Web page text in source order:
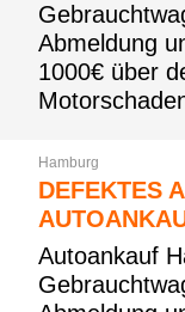
Abmeldung
1000€ über
Hamburg
DEFEKTES
Autoankauf